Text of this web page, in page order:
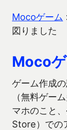
Mocoゲーム
図りました
Moco
ゲーム作成
（無料ゲー
マホのこと
Store）での